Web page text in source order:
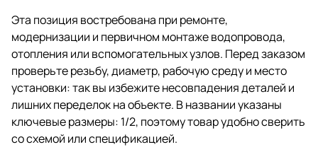
Эта позиция востребована при ремонте,
модернизации и первичном монтаже водопровода,
отопления или вспомогательных узлов. Перед заказом
проверьте резьбу, диаметр, рабочую среду и место
установки: так вы избежите несовпадения деталей и
лишних переделок на объекте. В названии указаны
ключевые размеры: 1/2, поэтому товар удобно сверить
со схемой или спецификацией.